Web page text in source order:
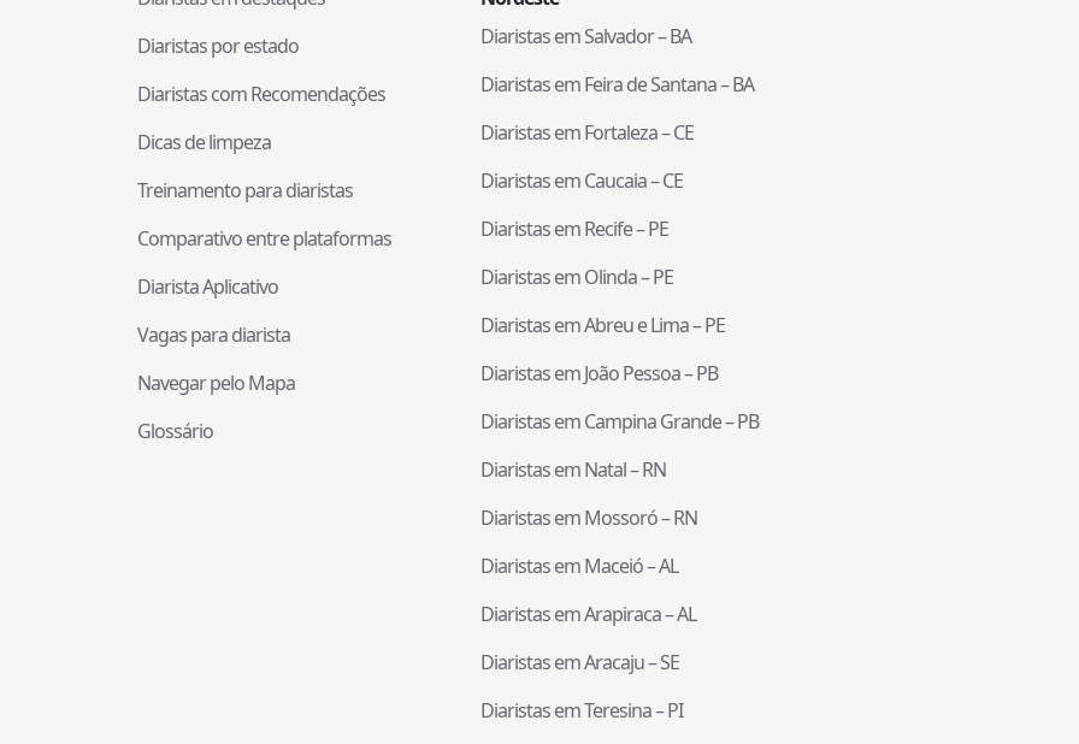
Diaristas por estado
Diaristas com Recomendações
Dicas de limpeza
Treinamento para diaristas
Comparativo entre plataformas
Diarista Aplicativo
Vagas para diarista
Navegar pelo Mapa
Glossário
Diaristas emSalvador–BA
Diaristas emFeira de Santana–BA
Diaristas emFortaleza–CE
Diaristas emCaucaia–CE
Diaristas emRecife–PE
Diaristas emOlinda–PE
Diaristas emAbreu e Lima–PE
Diaristas emJoão Pessoa–PB
Diaristas emCampina Grande–PB
Diaristas emNatal–RN
Diaristas emMossoró–RN
Diaristas emMaceió–AL
Diaristas emArapiraca–AL
Diaristas emAracaju–SE
Diaristas emTeresina–PI